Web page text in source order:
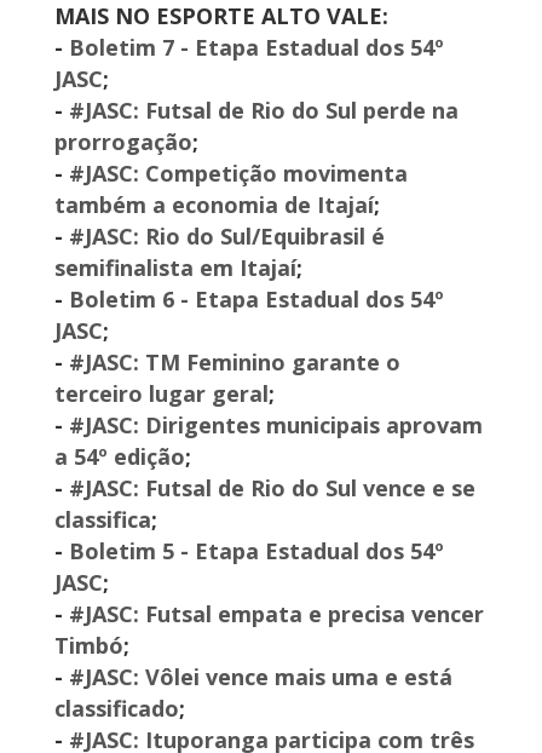
MAIS NO ESPORTE ALTO VALE:
- Boletim 7 - Etapa Estadual dos 54º
JASC;
- #JASC: Futsal de Rio do Sul perde na
prorrogação;
- #JASC: Competição movimenta
também a economia de Itajaí;
- #JASC: Rio do Sul/Equibrasil é
semifinalista em Itajaí;
- Boletim 6 - Etapa Estadual dos 54º
JASC;
- #JASC: TM Feminino garante o
terceiro lugar geral;
- #JASC: Dirigentes municipais aprovam
a 54º edição;
- #JASC: Futsal de Rio do Sul vence e se
classifica;
- Boletim 5 - Etapa Estadual dos 54º
JASC;
- #JASC: Futsal empata e precisa vencer
Timbó;
- #JASC: Vôlei vence mais uma e está
classificado;
- #JASC: Ituporanga participa com três